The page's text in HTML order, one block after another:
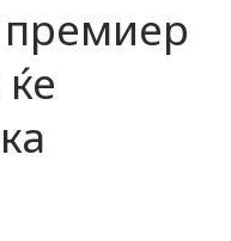
премиер